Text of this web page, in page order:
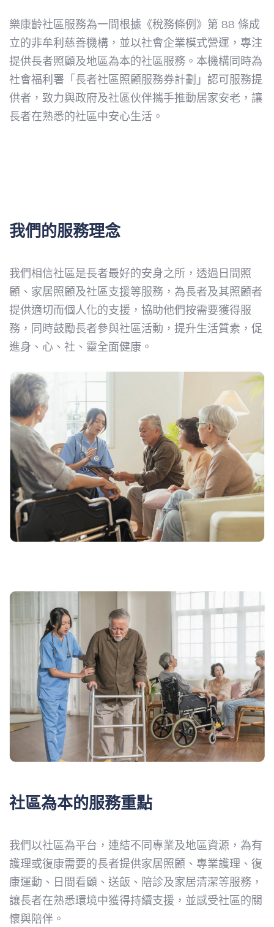
樂康齡社區服務為一間根據《稅務條例》第 88 條成
立的非牟利慈善機構，並以社會企業模式營運，專注
提供長者照顧及地區為本的社區服務。本機構同時為
社會福利署「長者社區照顧服務券計劃」認可服務提
供者，致力與政府及社區伙伴攜手推動居家安老，讓
長者在熟悉的社區中安心生活。
我們的服務理念
我們相信社區是長者最好的安身之所，透過日間照
顧、家居照顧及社區支援等服務，為長者及其照顧者
提供適切而個人化的支援，協助他們按需要獲得服
務，同時鼓勵長者參與社區活動，提升生活質素，促
進身、心、社、靈全面健康。
社區為本的服務重點
我們以社區為平台，連結不同專業及地區資源，為有
護理或復康需要的長者提供家居照顧、專業護理、復
康運動、日間看顧、送飯、陪診及家居清潔等服務，
讓長者在熟悉環境中獲得持續支援，並感受社區的關
懷與陪伴。